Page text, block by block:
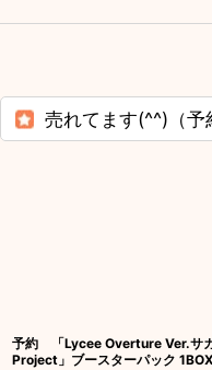
売れてます(^^)（予
予約 「Lycee Overture Ver.サ
Project」ブースターパック